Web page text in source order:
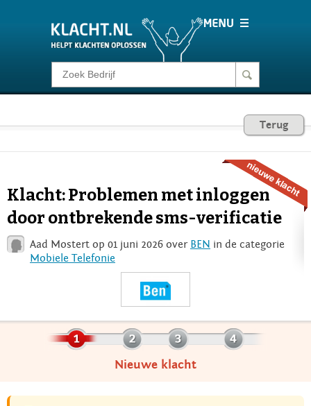
Klacht melden
Consumentenrecht
Voor Bedrijven
Login
Terug
Klacht: Problemen met inloggen
door ontbrekende sms-verificatie
Aad Mostert op 01 juni 2026 over BEN in de categorie
Mobiele Telefonie
Nieuwe klacht